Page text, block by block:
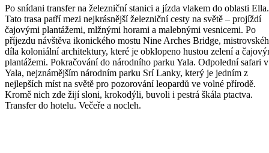
Po snídani transfer na železniční stanici a jízda vlakem do oblasti Ella.
Tato trasa patří mezi nejkrásnější železniční cesty na světě – projíždí
čajovými plantážemi, mlžnými horami a malebnými vesnicemi. Po
příjezdu návštěva ikonického mostu Nine Arches Bridge,
díla koloniální architektury, které je obklopeno hustou zelení a
plantážemi. Pokračování do národního parku Yala. Odpolední safari v
Yala, nejznámějším národním parku Srí Lanky, který je jedním z
nejlepších míst na světě pro pozorování leopardů ve volné přírodě.
Kromě nich zde žijí sloni, krokodýli, buvoli i pestrá škála ptactva.
Transfer do hotelu. Večeře a nocleh.